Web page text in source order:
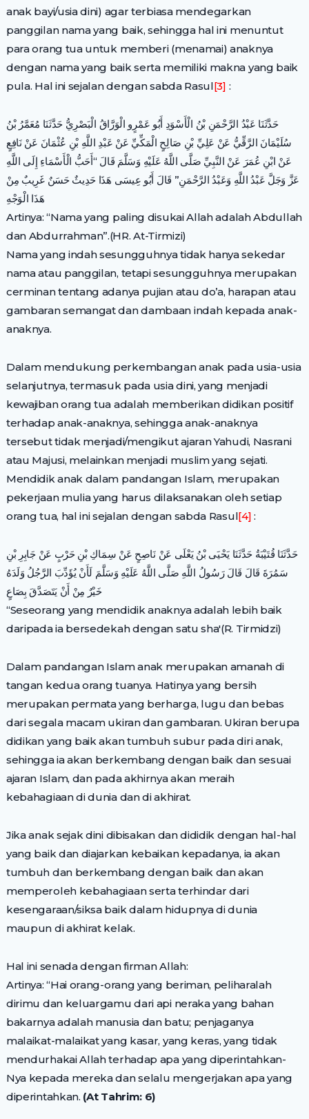
anak bayi/usia dini) agar terbiasa mendegarkan
panggilan nama yang baik, sehingga hal ini menuntut
para orang tua untuk memberi (menamai) anaknya
dengan nama yang baik serta memiliki makna yang baik
pula. Hal ini sejalan dengan sabda Rasul[3] :
حَدَّثَنَا عَبْدُ الرَّحْمَنِ بْنُ الْأَسْوَدِ أَبُو عَمْرٍو الْوَرَّاقُ الْبَصْرِيُّ حَدَّثَنَا مُعَمَّرُ بْنُ
سُلَيْمَانَ الرَّقِّيُّ عَنْ عَلِيِّ بْنِ صَالِحٍ الْمَكِّيِّ عَنْ عَبْدِ اللَّهِ بْنِ عُثْمَانَ عَنْ نَافِعٍ
عَنْ ابْنِ عُمَرَ عَنْ النَّبِيِّ صَلَّى اللَّهُ عَلَيْهِ وَسَلَّمَ قَالَ “أَحَبُّ الْأَسْمَاءِ إِلَى اللَّهِ
عَزَّ وَجَلَّ عَبْدُ اللَّهِ وَعَبْدُ الرَّحْمَنِ” قَالَ أَبُو عِيسَى هَذَا حَدِيثٌ حَسَنٌ غَرِيبٌ مِنْ
هَذَا الْوَجْهِ
Artinya: “Nama yang paling disukai Allah adalah Abdullah
dan Abdurrahman”.(HR. At-Tirmizi)
Nama yang indah sesungguhnya tidak hanya sekedar
nama atau panggilan, tetapi sesungguhnya merupakan
cerminan tentang adanya pujian atau do’a, harapan atau
gambaran semangat dan dambaan indah kepada anak-
anaknya.
Dalam mendukung perkembangan anak pada usia-usia
selanjutnya, termasuk pada usia dini, yang menjadi
kewajiban orang tua adalah memberikan didikan positif
terhadap anak-anaknya, sehingga anak-anaknya
tersebut tidak menjadi/mengikut ajaran Yahudi, Nasrani
atau Majusi, melainkan menjadi muslim yang sejati.
Mendidik anak dalam pandangan Islam, merupakan
pekerjaan mulia yang harus dilaksanakan oleh setiap
orang tua, hal ini sejalan dengan sabda Rasul[4] :
حَدَّثَنَا قُتَيْبَةُ حَدَّثَنَا يَحْيَى بْنُ يَعْلَى عَنْ نَاصِحٍ عَنْ سِمَاكِ بْنِ حَرْبٍ عَنْ جَابِرِ بْنِ
سَمُرَةَ قَالَ قَالَ رَسُولُ اللَّهِ صَلَّى اللَّهُ عَلَيْهِ وَسَلَّمَ لَأَنْ يُؤَدِّبَ الرَّجُلُ وَلَدَهُ
خَيْرٌ مِنْ أَنْ يَتَصَدَّقَ بِصَاعٍ
“Seseorang yang mendidik anaknya adalah lebih baik
daripada ia bersedekah dengan satu sha'(R. Tirmidzi)
Dalam pandangan Islam anak merupakan amanah di
tangan kedua orang tuanya. Hatinya yang bersih
merupakan permata yang berharga, lugu dan bebas
dari segala macam ukiran dan gambaran. Ukiran berupa
didikan yang baik akan tumbuh subur pada diri anak,
sehingga ia akan berkembang dengan baik dan sesuai
ajaran Islam, dan pada akhirnya akan meraih
kebahagiaan di dunia dan di akhirat.
Jika anak sejak dini dibisakan dan dididik dengan hal-hal
yang baik dan diajarkan kebaikan kepadanya, ia akan
tumbuh dan berkembang dengan baik dan akan
memperoleh kebahagiaan serta terhindar dari
kesengaraan/siksa baik dalam hidupnya di dunia
maupun di akhirat kelak.
Hal ini senada dengan firman Allah:
Artinya: “Hai orang-orang yang beriman, peliharalah
dirimu dan keluargamu dari api neraka yang bahan
bakarnya adalah manusia dan batu; penjaganya
malaikat-malaikat yang kasar, yang keras, yang tidak
mendurhakai Allah terhadap apa yang diperintahkan-
Nya kepada mereka dan selalu mengerjakan apa yang
diperintahkan. (At Tahrim: 6)